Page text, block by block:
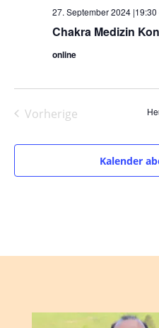
Chakra Medizin
27. September 2024 |19:30
online
Vorherige
Kalender